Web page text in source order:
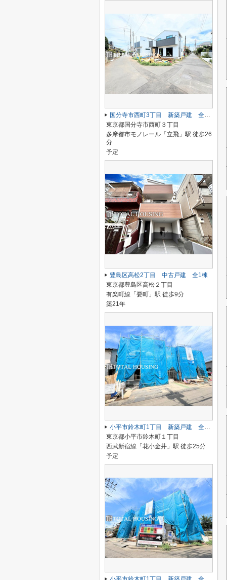
国分寺市西町3丁目 新築戸建 全３棟
東京都国分寺市西町３丁目
多摩都市モノレール「立飛」駅 徒歩26
分
予定
豊島区高松2丁目 中古戸建 全1棟
東京都豊島区高松２丁目
有楽町線「要町」駅 徒歩9分
築21年
小平市鈴木町1丁目 新築戸建 全2棟
東京都小平市鈴木町１丁目
西武新宿線「花小金井」駅 徒歩25分
予定